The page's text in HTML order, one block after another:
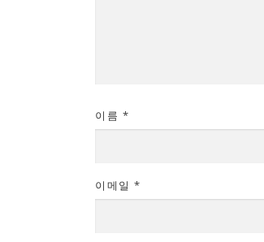
이름 *
이메일 *